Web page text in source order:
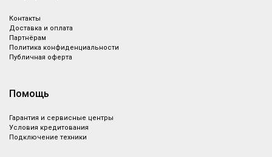
Контакты
Доставка и оплата
Партнёрам
Политика конфиденциальности
Публичная оферта
Помощь
Гарантия и сервисные центры
Условия кредитования
Подключение техники